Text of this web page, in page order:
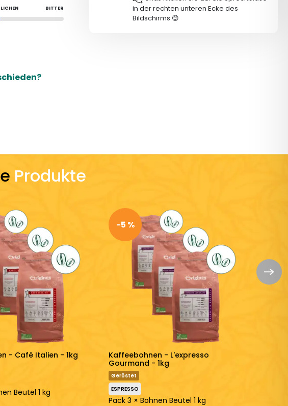
BITTER
in der rechten unteren Ecke des
Bildschirms 😊
Produkte
- Café Italien - 1kg
Beutel 1 kg
-5 %
Kaffeebohnen - L'expresso
Gourmand - 1kg
Geröstet
ESPRESSO
Pack 3 × Bohnen Beutel 1 kg